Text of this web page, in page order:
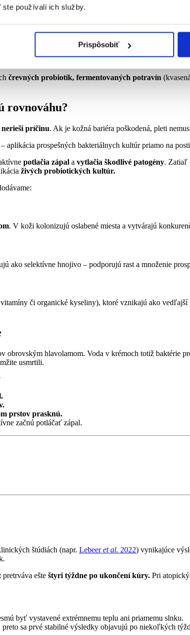
používali ich služby.
Prispôsobiť
škodiť, než pomáhať. Takmer každý kozmetický
črevných probiotík, fermentovaných potravín
rovnováhu?
nerieši príčinu. Ak je kožná bariéra poškodená, pleti
– aplikácia prospešných bakteriálnych kultúr priamo na
potlačia zápal a vytlačia škodlivé patogény. Zatiaľ
živých probiotických kultúr.
. V koži kolonizujú oslabené miesta a vytvárajú
ako selektívne hnojivo – podporujú rast a množenie
či organické kyseliny), ktoré vznikajú ako vedľajší
hlavolamom. Voda v krémoch totiž baktérie
usmrtili.
prstov prasknú.
začnú potláčať zápal.
štúdiách (napr. Lebeeret al. 2022) vynikajúce
ešte štyri týždne po ukončení kúry. Pri
byť vystavené extrémnemu teplu ani priamemu slnku.
sa prvé stabilné výsledky objavujú po niekoľkých